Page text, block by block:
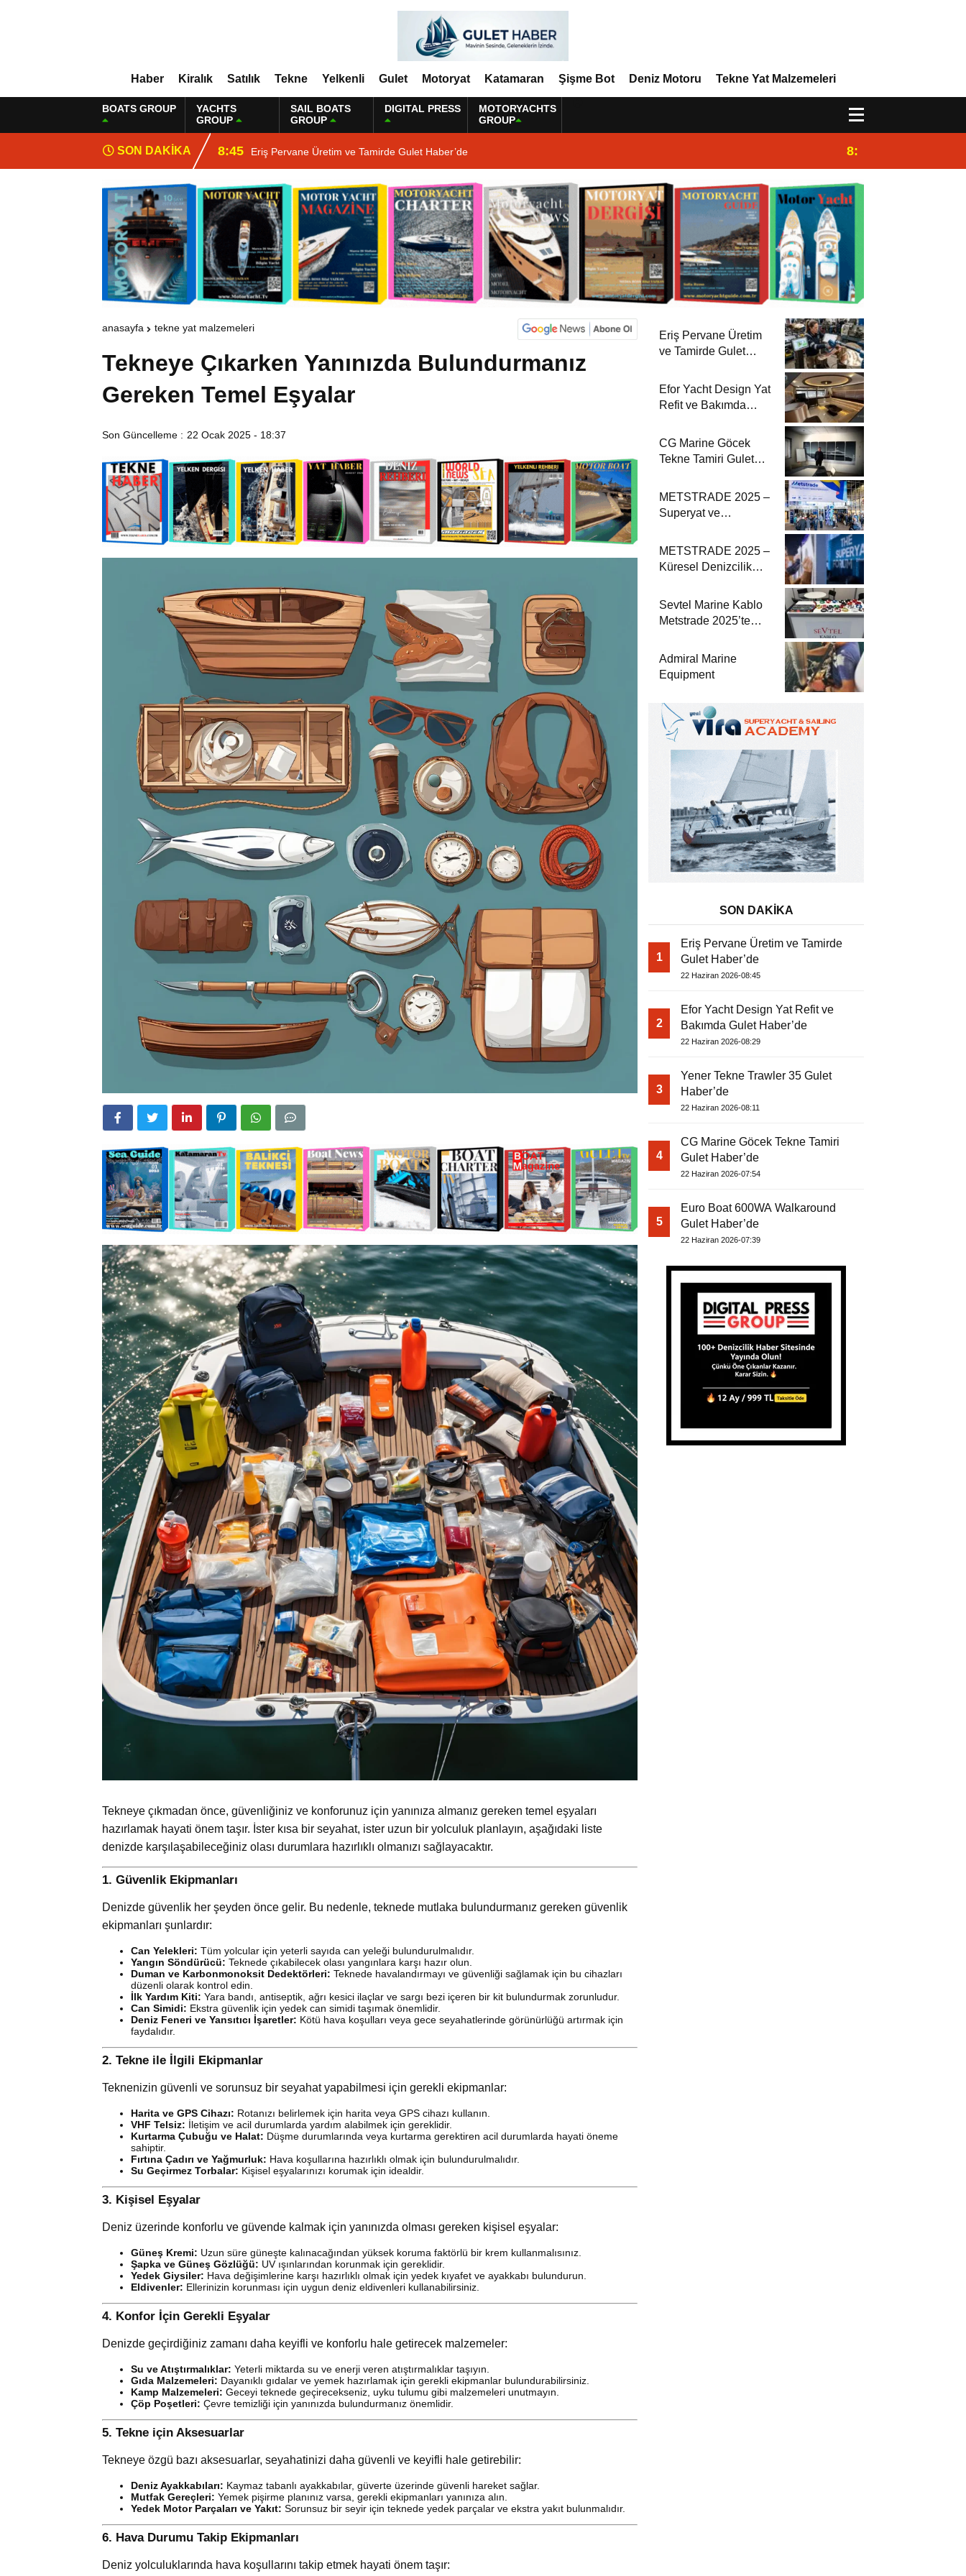
Haber Kiralık Satılık Tekne Yelkenli Gulet Motoryat Katamaran Şişme Bot Deniz Motoru Tekne Yat Malzemeleri
BOATS GROUP
YACHTS
GROUP
SAIL BOATS
GROUP
DIGITAL PRESS
MOTORYACHTS
GROUP
SON DAKİKA 8:45 Eriş Pervane Üretim ve Tamirde Gulet Haber’de 8:29
anasayfa tekne yat malzemeleri
Tekneye Çıkarken Yanınızda Bulundurmanız
Gereken Temel Eşyalar
Son Güncelleme : 22 Ocak 2025 - 18:37
Tekneye çıkmadan önce, güvenliğiniz ve konforunuz için yanınıza almanız gereken temel eşyaları
hazırlamak hayati önem taşır. İster kısa bir seyahat, ister uzun bir yolculuk planlayın, aşağıdaki liste
denizde karşılaşabileceğiniz olası durumlara hazırlıklı olmanızı sağlayacaktır.
1. Güvenlik Ekipmanları
Denizde güvenlik her şeyden önce gelir. Bu nedenle, teknede mutlaka bulundurmanız gereken güvenlik
ekipmanları şunlardır:
Can Yelekleri: Tüm yolcular için yeterli sayıda can yeleği bulundurulmalıdır.
Yangın Söndürücü: Teknede çıkabilecek olası yangınlara karşı hazır olun.
Duman ve Karbonmonoksit Dedektörleri: Teknede havalandırmayı ve güvenliği sağlamak için bu cihazları
düzenli olarak kontrol edin.
İlk Yardım Kiti: Yara bandı, antiseptik, ağrı kesici ilaçlar ve sargı bezi içeren bir kit bulundurmak zorunludur.
Can Simidi: Ekstra güvenlik için yedek can simidi taşımak önemlidir.
Deniz Feneri ve Yansıtıcı İşaretler: Kötü hava koşulları veya gece seyahatlerinde görünürlüğü artırmak için
faydalıdır.
2. Tekne ile İlgili Ekipmanlar
Teknenizin güvenli ve sorunsuz bir seyahat yapabilmesi için gerekli ekipmanlar:
Harita ve GPS Cihazı: Rotanızı belirlemek için harita veya GPS cihazı kullanın.
VHF Telsiz: İletişim ve acil durumlarda yardım alabilmek için gereklidir.
Kurtarma Çubuğu ve Halat: Düşme durumlarında veya kurtarma gerektiren acil durumlarda hayati öneme
sahiptir.
Fırtına Çadırı ve Yağmurluk: Hava koşullarına hazırlıklı olmak için bulundurulmalıdır.
Su Geçirmez Torbalar: Kişisel eşyalarınızı korumak için idealdir.
3. Kişisel Eşyalar
Deniz üzerinde konforlu ve güvende kalmak için yanınızda olması gereken kişisel eşyalar:
Güneş Kremi: Uzun süre güneşte kalınacağından yüksek koruma faktörlü bir krem kullanmalısınız.
Şapka ve Güneş Gözlüğü: UV ışınlarından korunmak için gereklidir.
Yedek Giysiler: Hava değişimlerine karşı hazırlıklı olmak için yedek kıyafet ve ayakkabı bulundurun.
Eldivenler: Ellerinizin korunması için uygun deniz eldivenleri kullanabilirsiniz.
4. Konfor İçin Gerekli Eşyalar
Denizde geçirdiğiniz zamanı daha keyifli ve konforlu hale getirecek malzemeler:
Su ve Atıştırmalıklar: Yeterli miktarda su ve enerji veren atıştırmalıklar taşıyın.
Gıda Malzemeleri: Dayanıklı gıdalar ve yemek hazırlamak için gerekli ekipmanlar bulundurabilirsiniz.
Kamp Malzemeleri: Geceyi teknede geçirecekseniz, uyku tulumu gibi malzemeleri unutmayın.
Çöp Poşetleri: Çevre temizliği için yanınızda bulundurmanız önemlidir.
5. Tekne için Aksesuarlar
Tekneye özgü bazı aksesuarlar, seyahatinizi daha güvenli ve keyifli hale getirebilir:
Deniz Ayakkabıları: Kaymaz tabanlı ayakkabılar, güverte üzerinde güvenli hareket sağlar.
Mutfak Gereçleri: Yemek pişirme planınız varsa, gerekli ekipmanları yanınıza alın.
Yedek Motor Parçaları ve Yakıt: Sorunsuz bir seyir için teknede yedek parçalar ve ekstra yakıt bulunmalıdır.
6. Hava Durumu Takip Ekipmanları
Deniz yolculuklarında hava koşullarını takip etmek hayati önem taşır:
Eriş Pervane Üretim
ve Tamirde Gulet
Efor Yacht Design Yat
Refit ve Bakımda
CG Marine Göcek
Tekne Tamiri Gulet
METSTRADE 2025 –
Superyat ve
Ekipmanları
Ekonomik Raporu
METSTRADE 2025 –
Küresel Denizcilik
Büyüme Raporu
Yayında
Sevtel Marine Kablo
Metstrade 2025’te
Teknolojilerini
Sektörle Buluşturdu
Admiral Marine
Equipment
SON DAKİKA
1
Eriş Pervane Üretim ve Tamirde
Gulet Haber’de
22 Haziran 2026-08:45
2
Efor Yacht Design Yat Refit ve
Bakımda Gulet Haber’de
22 Haziran 2026-08:29
3
Yener Tekne Trawler 35 Gulet
Haber’de
22 Haziran 2026-08:11
4
CG Marine Göcek Tekne Tamiri
Gulet Haber’de
22 Haziran 2026-07:54
5
Euro Boat 600WA Walkaround
Gulet Haber’de
22 Haziran 2026-07:39